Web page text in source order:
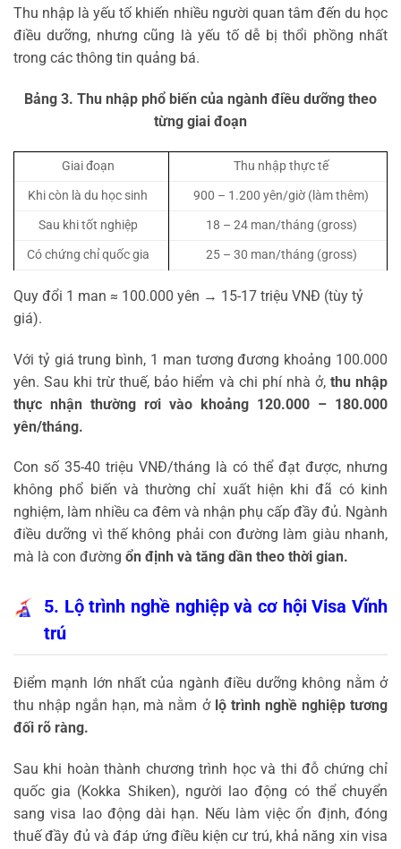
Thu nhập là yếu tố khiến nhiều người quan tâm đến du học
điều dưỡng, nhưng cũng là yếu tố dễ bị thổi phồng nhất
trong các thông tin quảng bá.
Bảng 3. Thu nhập phổ biến của ngành điều dưỡng theo
từng giai đoạn
Giai đoạn
Thu nhập thực tế
Khi còn là du học sinh
900 – 1.200 yên/giờ (làm thêm)
Sau khi tốt nghiệp
18 – 24 man/tháng (gross)
Có chứng chỉ quốc gia
25 – 30 man/tháng (gross)
Quy đổi 1 man ≈ 100.000 yên → 15-17 triệu VNĐ (tùy tỷ
giá).
Với tỷ giá trung bình, 1 man tương đương khoảng 100.000
yên. Sau khi trừ thuế, bảo hiểm và chi phí nhà ở, thu nhập
thực nhận thường rơi vào khoảng 120.000 – 180.000
yên/tháng.
Con số 35-40 triệu VNĐ/tháng là có thể đạt được, nhưng
không phổ biến và thường chỉ xuất hiện khi đã có kinh
nghiệm, làm nhiều ca đêm và nhận phụ cấp đầy đủ. Ngành
điều dưỡng vì thế không phải con đường làm giàu nhanh,
mà là con đường ổn định và tăng dần theo thời gian.
5. Lộ trình nghề nghiệp và cơ hội Visa Vĩnh
trú
Điểm mạnh lớn nhất của ngành điều dưỡng không nằm ở
thu nhập ngắn hạn, mà nằm ở lộ trình nghề nghiệp tương
đối rõ ràng.
Sau khi hoàn thành chương trình học và thi đỗ chứng chỉ
quốc gia (Kokka Shiken), người lao động có thể chuyển
sang visa lao động dài hạn. Nếu làm việc ổn định, đóng
thuế đầy đủ và đáp ứng điều kiện cư trú, khả năng xin visa